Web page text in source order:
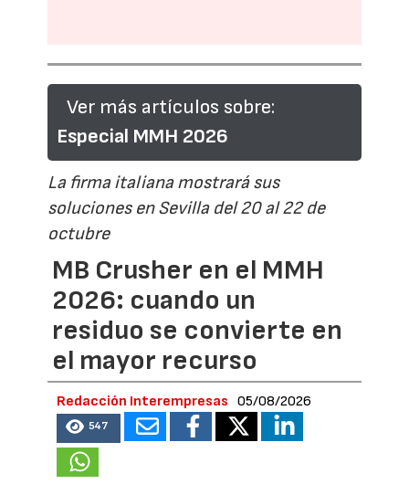
Ver más artículos sobre:
Especial MMH 2026
La firma italiana mostrará sus
soluciones en Sevilla del 20 al 22 de
octubre
MB Crusher en el MMH
2026: cuando un
residuo se convierte en
el mayor recurso
Redacción Interempresas 05/08/2026
547